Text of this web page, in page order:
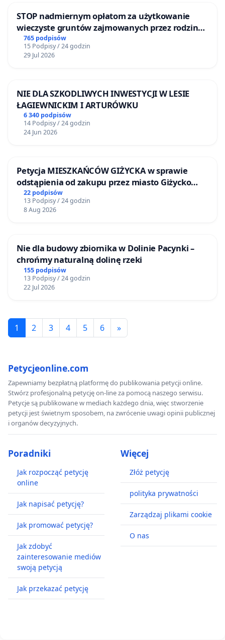
STOP nadmiernym opłatom za użytkowanie
wieczyste gruntów zajmowanych przez rodzinne
ogrody działkowe.
765 podpisów
15 Podpisy / 24 godzin
29 Jul 2026
NIE DLA SZKODLIWYCH INWESTYCJI W LESIE
ŁAGIEWNICKIM I ARTURÓWKU
6 340 podpisów
14 Podpisy / 24 godzin
24 Jun 2026
Petycja MIESZKAŃCÓW GIŻYCKA w sprawie
odstąpienia od zakupu przez miasto Giżycko
nieruchomości położonej nad jeziorem Niegocin
22 podpisów
13 Podpisy / 24 godzin
8 Aug 2026
Nie dla budowy zbiornika w Dolinie Pacynki –
chrońmy naturalną dolinę rzeki
155 podpisów
13 Podpisy / 24 godzin
22 Jul 2026
1 2 3 4 5 6 »
Petycjeonline.com
Zapewniamy bezpłatną platformę do publikowania petycji online.
Stwórz profesjonalną petycję on-line za pomocą naszego serwisu.
Petycje są publikowane w mediach każdego dnia, więc stworzenie
petycji jest świetnym sposobem, na zwrócenie uwagi opinii publicznej
i organów decyzyjnych.
Poradniki
Jak rozpocząć petycję
online
Jak napisać petycję?
Jak promować petycję?
Jak zdobyć
zainteresowanie mediów
swoją petycją
Jak przekazać petycję
Więcej
Złóż petycję
polityka prywatności
Zarządzaj plikami cookie
O nas